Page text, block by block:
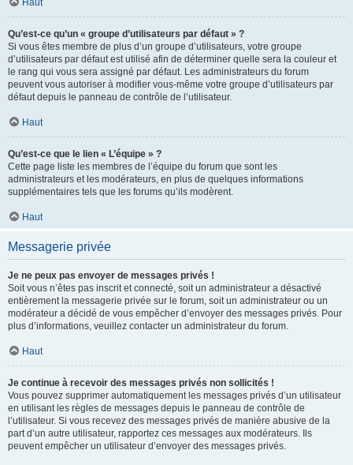
Haut
Qu’est-ce qu’un « groupe d’utilisateurs par défaut » ?
Si vous êtes membre de plus d’un groupe d’utilisateurs, votre groupe
d’utilisateurs par défaut est utilisé afin de déterminer quelle sera la couleur et
le rang qui vous sera assigné par défaut. Les administrateurs du forum
peuvent vous autoriser à modifier vous-même votre groupe d’utilisateurs par
défaut depuis le panneau de contrôle de l’utilisateur.
Haut
Qu’est-ce que le lien « L’équipe » ?
Cette page liste les membres de l’équipe du forum que sont les
administrateurs et les modérateurs, en plus de quelques informations
supplémentaires tels que les forums qu’ils modèrent.
Haut
Messagerie privée
Je ne peux pas envoyer de messages privés !
Soit vous n’êtes pas inscrit et connecté, soit un administrateur a désactivé
entièrement la messagerie privée sur le forum, soit un administrateur ou un
modérateur a décidé de vous empêcher d’envoyer des messages privés. Pour
plus d’informations, veuillez contacter un administrateur du forum.
Haut
Je continue à recevoir des messages privés non sollicités !
Vous pouvez supprimer automatiquement les messages privés d’un utilisateur
en utilisant les règles de messages depuis le panneau de contrôle de
l’utilisateur. Si vous recevez des messages privés de manière abusive de la
part d’un autre utilisateur, rapportez ces messages aux modérateurs. Ils
peuvent empêcher un utilisateur d’envoyer des messages privés.